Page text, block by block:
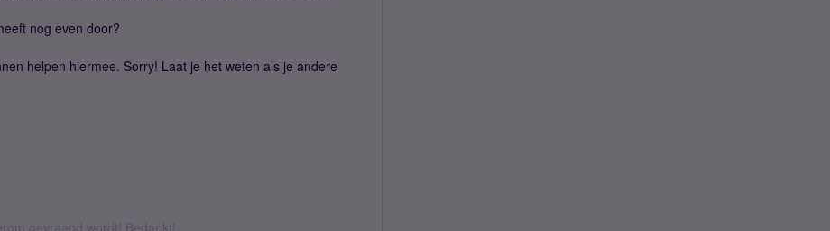
nog even door?
helpen hiermee. Sorry! Laat je het weten als je andere
gevraagd wordt! Bedankt!